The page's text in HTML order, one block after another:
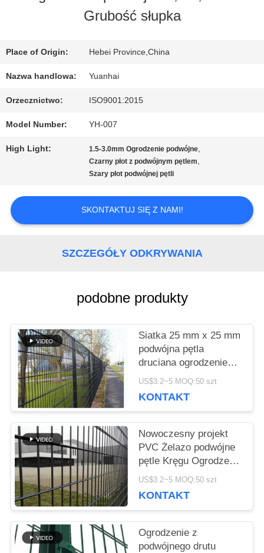
WYCIECZKA
PO
FABRYCE
KONTROLA
JAKOŚCI
SIĘ
AKTUALNOŚCI
POPROSIĆ
O
WYCENĘ
SITEMAP
PRIVACY
POLICY
Grubość słupka
Place of Origin: Hebei Province,China
Nazwa handlowa: Yuanhai
Orzecznictwo: ISO9001:2015
Model Number: YH-007
High Light: 1.5-3.0mm Ogrodzenie podwójne,
Czarny płot z podwójnym pętlem,
Szary płot podwójnej pętli
SKONTAKTUJ SIĘ Z NAMI!
SZCZEGÓŁY ODKRYWANIA
podobne produkty
Siatka 25 mm x 25 mm
podwójna pętla
druciana ogrodzenie
metalowe spawana
US$3.2~5 MOQ:50 szt
KONTAKT
Nowoczesny projekt
PVC Żelazo podwójne
pętle Kręgu Ogrodzenie
sieci drukowej 2m
US$3.2~5 MOQ:50 szt
KONTAKT
Ogrodzenie z
podwójnego drutu